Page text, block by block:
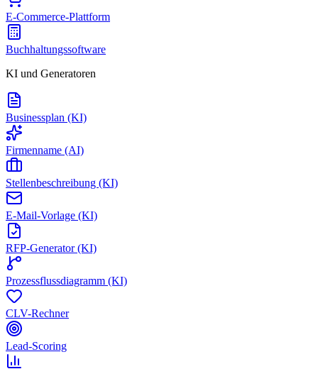
E-Commerce-Plattform
Buchhaltungssoftware
KI und Generatoren
Businessplan (KI)
Firmenname (AI)
Stellenbeschreibung (KI)
E-Mail-Vorlage (KI)
RFP-Generator (KI)
Prozessflussdiagramm (KI)
CLV-Rechner
Lead-Scoring